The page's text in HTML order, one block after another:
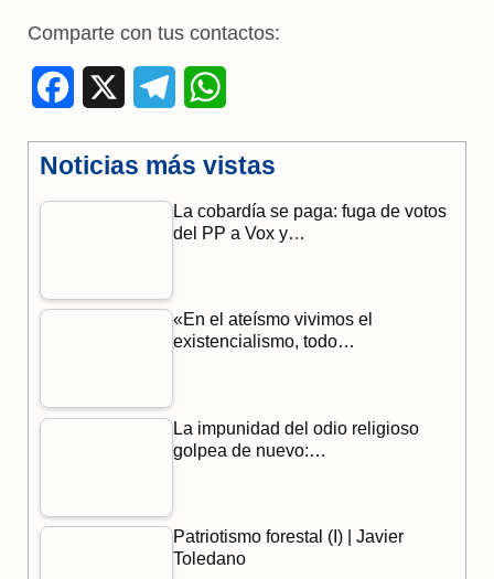
Comparte con tus contactos:
c
o
l
e
a
a
t
p
Noticias más vistas
La cobardía se paga: fuga de votos
del PP a Vox y…
«En el ateísmo vivimos el
existencialismo, todo…
La impunidad del odio religioso
golpea de nuevo:…
Patriotismo forestal (I) | Javier
Toledano